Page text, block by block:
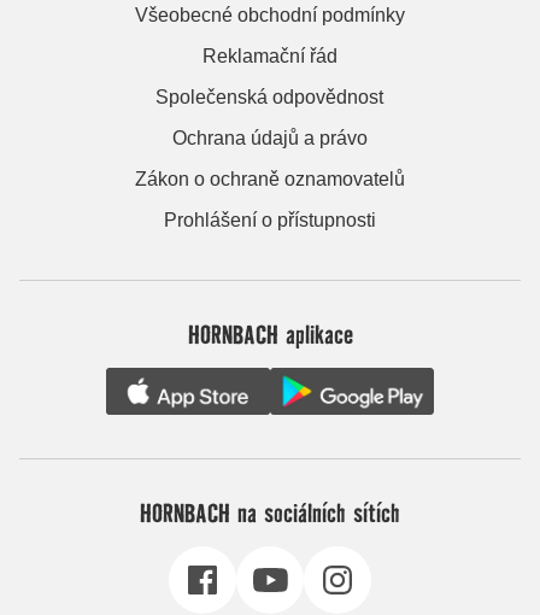
Všeobecné obchodní podmínky
Reklamační řád
Společenská odpovědnost
Ochrana údajů a právo
Zákon o ochraně oznamovatelů
Prohlášení o přístupnosti
HORNBACH aplikace
HORNBACH na sociálních sítích